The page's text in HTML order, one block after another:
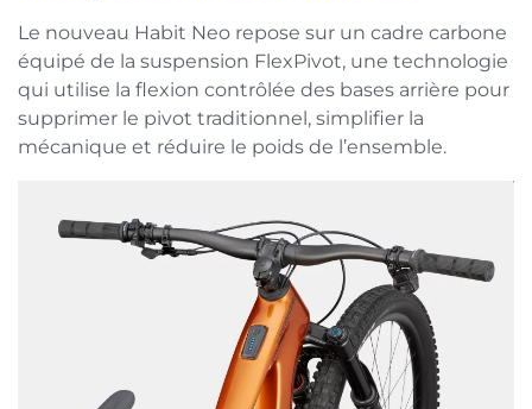
Le nouveau Habit Neo repose sur un cadre carbone
équipé de la suspension FlexPivot, une technologie
qui utilise la flexion contrôlée des bases arrière pour
supprimer le pivot traditionnel, simplifier la
mécanique et réduire le poids de l’ensemble.